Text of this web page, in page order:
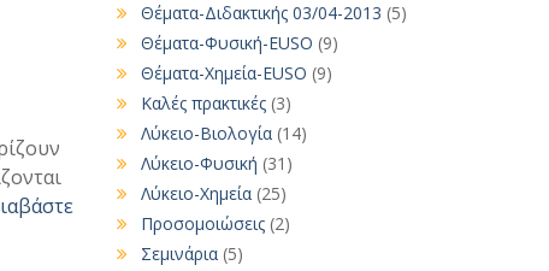
Θέματα-Διδακτικής 03/04-2013 (5)
Θέματα-Φυσική-EUSO (9)
Θέματα-Χημεία-EUSO (9)
Καλές πρακτικές(3)
Λύκειο-Βιολογία(14)
Λύκειο-Φυσική (31)
Λύκειο-Χημεία(25)
Προσομοιώσεις(2)
Σεμινάρια(5)